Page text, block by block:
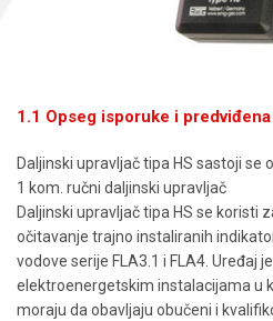
1.1 Opseg isporuke i
Daljinski upravljač tipa HS sastoji se
1 kom. ručni daljinski upravljač
Daljinski upravljač tipa HS se koristi
očitavanje trajno instaliranih
vodove serije FLA3.1 i FLA4. Uređaj
elektroenergetskim instalacijama u
moraju da obavljaju obučeni i